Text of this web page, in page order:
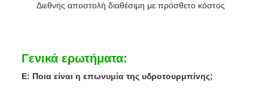
Διεθνής αποστολή διαθέσιμη με πρόσθετο κόστος
Γενικά ερωτήματα:
Ε: Ποια είναι η επωνυμία της υδροτουρμπίνης;